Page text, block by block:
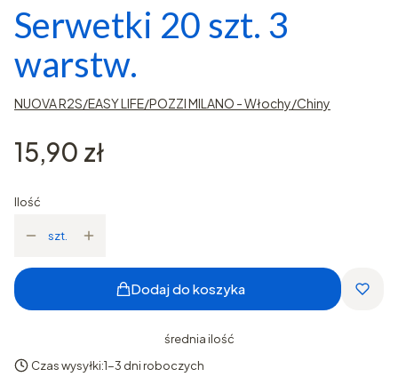
Serwetki 20 szt. 3
warstw.
NUOVA R2S/EASY LIFE/POZZI MILANO - Włochy/Chiny
Cena
15,90 zł
Ilość
szt.
Dodaj do koszyka
średnia ilość
Czas wysyłki:1-3 dni roboczych